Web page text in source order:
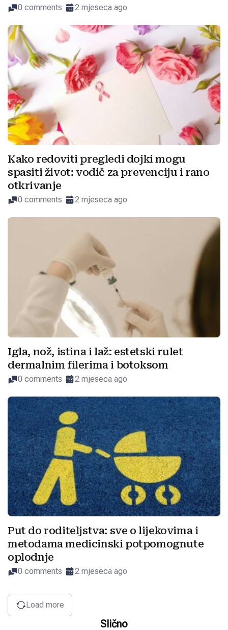
0 comments 2 mjeseca ago
Kako redoviti pregledi dojki mogu
spasiti život: vodič za prevenciju i rano
otkrivanje
0 comments 2 mjeseca ago
Igla, nož, istina i laž: estetski rulet
dermalnim filerima i botoksom
0 comments 2 mjeseca ago
Put do roditeljstva: sve o lijekovima i
metodama medicinski potpomognute
oplodnje
0 comments 2 mjeseca ago
Load more
Slično